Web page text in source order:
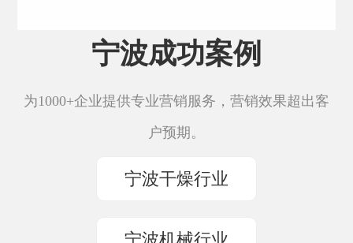
宁波成功案例
为1000+企业提供专业营销服务，营销效果超出客
户预期。
宁波干燥行业